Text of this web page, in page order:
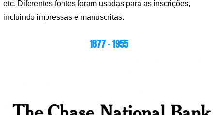
etc. Diferentes fontes foram usadas para as inscrições,
incluindo impressas e manuscritas.
1877 – 1955